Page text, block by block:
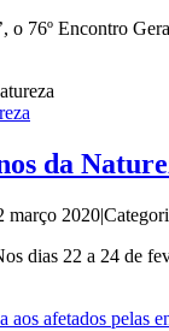
o 76º Encontro
da
março 2020|
dias 22 a 24 de
afetados pelas